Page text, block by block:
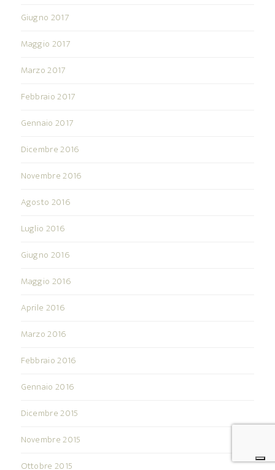
Giugno 2017
Maggio 2017
Marzo 2017
Febbraio 2017
Gennaio 2017
Dicembre 2016
Novembre 2016
Agosto 2016
Luglio 2016
Giugno 2016
Maggio 2016
Aprile 2016
Marzo 2016
Febbraio 2016
Gennaio 2016
Dicembre 2015
Novembre 2015
Ottobre 2015